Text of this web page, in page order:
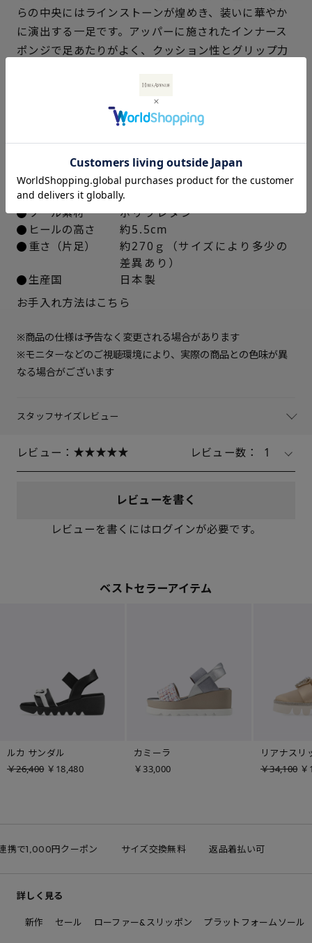
21.5cm × 在庫なし
22cm △ 概ね１週間後に発送
× 在庫なし
× 在庫なし
24cm × 在庫なし
24.5cm ○ 概ね１週間後に発送
△ 概ね１週間後に発送
らの中央にはラインストーンが煌めき、装いに華やか
に演出する一足です。アッパーに施されたインナース
ポンジで足あたりがよく、クッション性とグリップ力
す。すっきりとしたシルエットでありながら、ゆった
りとした履き心地が魅力です。
アッパー素材
牛革キップエナメル
中敷き
合成皮革
ソール素材
ポリウレタン
ヒールの高さ
約5.5cm
重さ（片足）
約270ｇ（サイズにより多少の
差異あり）
生産国
日本製
お手入れ方法はこちら
※商品の仕様は予告なく変更される場合があります
※モニターなどのご視聴環境により、実際の商品との色味が異
なる場合がございます
スタッフサイズレビュー
レビュー： レビュー数： 1
レビューを書く
レビューを書くにはログインが必要です。
ベストセラーアイテム
ルカ サンダル
￥26,400 ￥18,480
カミーラ
￥33,000
リアナスリ
￥34,100
で1,000円クーポン サイズ交換無料 返品着払い可
詳しく見る
新作 セール ローファー&スリッポン プラットフォームソール